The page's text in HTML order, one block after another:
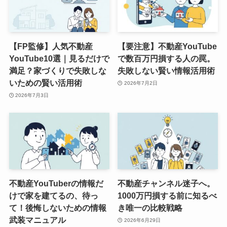
【FP監修】人気不動産
YouTube10選｜見るだけで
満足？家づくりで失敗しな
いための賢い活用術
2026年7月3日
【要注意】不動産YouTube
で数百万円損する人の罠。
失敗しない賢い情報活用術
2026年7月2日
不動産YouTuberの情報だ
けで家を建てるの、待っ
て！後悔しないための情報
武装マニュアル
不動産チャンネル迷子へ。
1000万円損する前に知るべ
き唯一の比較戦略
2026年6月29日